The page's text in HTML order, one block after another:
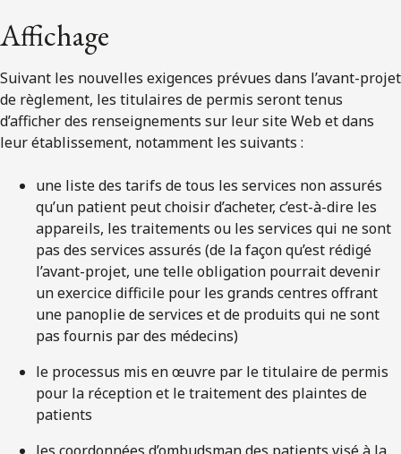
Affichage
Suivant les nouvelles exigences prévues dans l’avant-projet
de règlement, les titulaires de permis seront tenus
d’afficher des renseignements sur leur site Web et dans
leur établissement, notamment les suivants :
une liste des tarifs de tous les services non assurés
qu’un patient peut choisir d’acheter, c’est-à-dire les
appareils, les traitements ou les services qui ne sont
pas des services assurés (de la façon qu’est rédigé
l’avant-projet, une telle obligation pourrait devenir
un exercice difficile pour les grands centres offrant
une panoplie de services et de produits qui ne sont
pas fournis par des médecins)
le processus mis en œuvre par le titulaire de permis
pour la réception et le traitement des plaintes de
patients